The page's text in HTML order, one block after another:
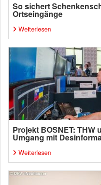
So sichert
Ortseingänge
Weiterlesen
Projekt BOSNET:
Umgang mit
Weiterlesen